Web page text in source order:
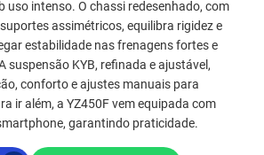
uso intenso. O chassi redesenhado, com
assimétricos, equilibra rigidez e
estabilidade nas frenagens fortes e
suspensão KYB, refinada e ajustável,
conforto e ajustes manuais para
ir além, a YZ450F vem equipada com
garantindo praticidade.